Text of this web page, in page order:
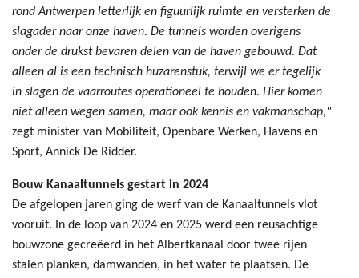
rond Antwerpen letterlijk en figuurlijk ruimte en versterken de
slagader naar onze haven. De tunnels worden overigens
onder de drukst bevaren delen van de haven gebouwd. Dat
alleen al is een technisch huzarenstuk, terwijl we er tegelijk
in slagen de vaarroutes operationeel te houden. Hier komen
niet alleen wegen samen, maar ook kennis en vakmanschap,"
zegt minister van Mobiliteit, Openbare Werken, Havens en
Sport, Annick De Ridder.
Bouw Kanaaltunnels gestart in 2024
De afgelopen jaren ging de werf van de Kanaaltunnels vlot
vooruit. In de loop van 2024 en 2025 werd een reusachtige
bouwzone gecreëerd in het Albertkanaal door twee rijen
stalen planken, damwanden, in het water te plaatsen. De